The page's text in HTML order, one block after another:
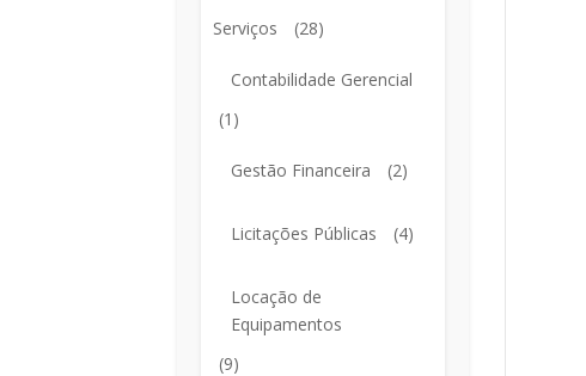
Serviços (28)
Contabilidade Gerencial
(1)
Gestão Financeira (2)
Licitações Públicas (4)
Locação de
Equipamentos
(9)